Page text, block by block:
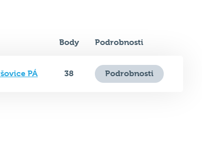
Body Podrobnosti
PÁ 38 Podrobnosti